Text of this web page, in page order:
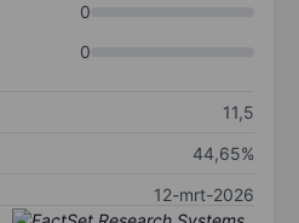
0
0
11,5
44,65%
12-mrt-2026